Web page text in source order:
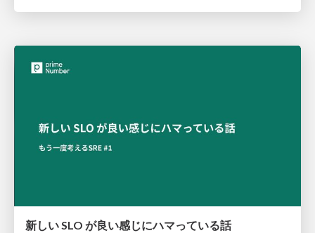
新しい SLO が良い感じにハマっている話